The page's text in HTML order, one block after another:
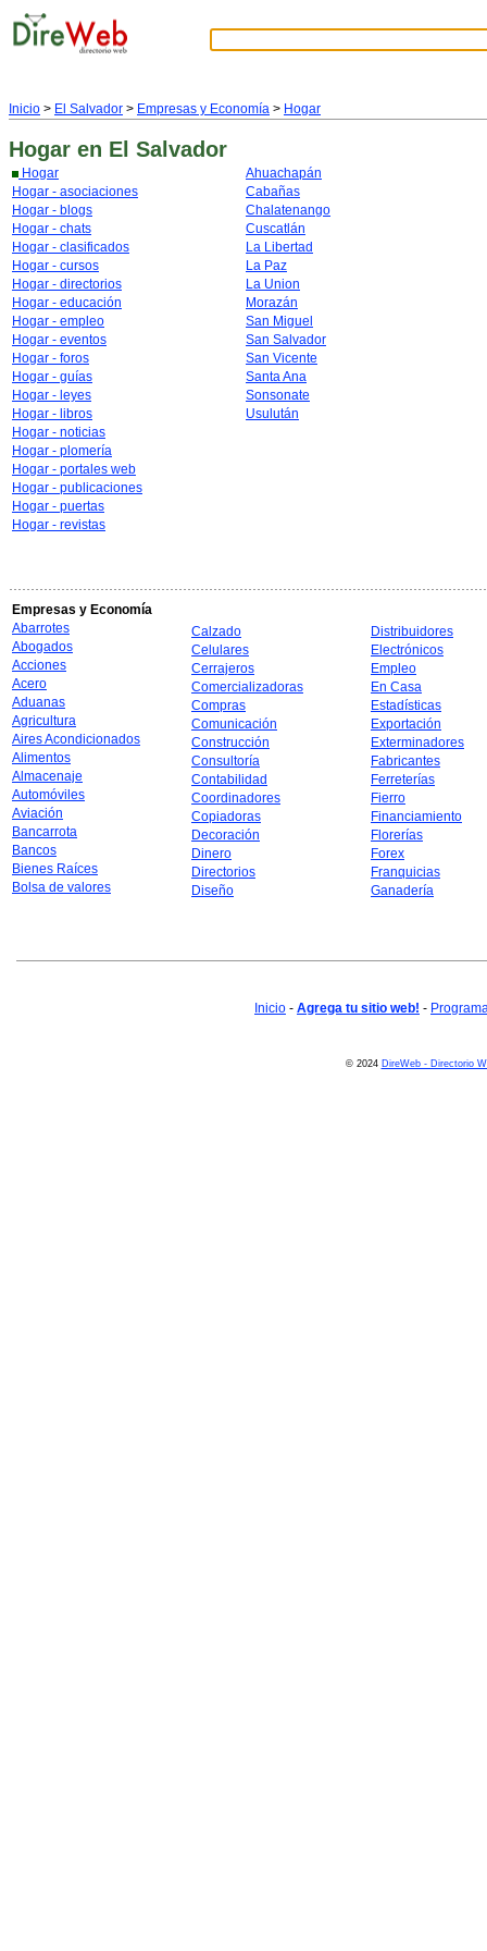
Inicio > El Salvador > Empresas y Economía > Hogar
Hogar en El Salvador
Hogar
Hogar - asociaciones
Hogar - blogs
Hogar - chats
Hogar - clasificados
Hogar - cursos
Hogar - directorios
Hogar - educación
Hogar - empleo
Hogar - eventos
Hogar - foros
Hogar - guías
Hogar - leyes
Hogar - libros
Hogar - noticias
Hogar - plomería
Hogar - portales web
Hogar - publicaciones
Hogar - puertas
Hogar - revistas
Ahuachapán
Cabañas
Chalatenango
Cuscatlán
La Libertad
La Paz
La Union
Morazán
San Miguel
San Salvador
San Vicente
Santa Ana
Sonsonate
Usulután
Empresas y Economía
Abarrotes
Abogados
Acciones
Acero
Aduanas
Agricultura
Aires Acondicionados
Alimentos
Almacenaje
Automóviles
Aviación
Bancarrota
Bancos
Bienes Raíces
Bolsa de valores
Calzado
Celulares
Cerrajeros
Comercializadoras
Compras
Comunicación
Construcción
Consultoría
Contabilidad
Coordinadores
Copiadoras
Decoración
Dinero
Directorios
Diseño
Distribuidores
Electrónicos
Empleo
En Casa
Estadísticas
Exportación
Exterminadores
Fabricantes
Ferreterías
Fierro
Financiamiento
Florerías
Forex
Franquicias
Ganadería
Inicio - Agrega tu sitio web! -
© 2024 DireWeb - Directorio